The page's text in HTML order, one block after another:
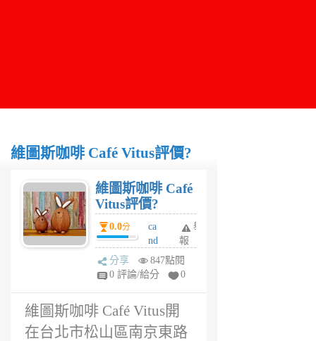
維圖斯咖啡 Café Vitus評價?
維圖斯咖啡 Café
Vitus評價?
0.0分
ca
nd
y
6
舉
報
分享
847點閱
0 評論/給分
0
維圖斯咖啡 Café Vitus開
在台北市松山區南京東路